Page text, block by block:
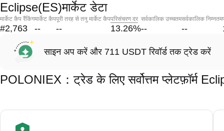
Eclipse(ES)मार्केट डेटा
मार्केट कैप रैंकिंग
#2,763
मार्केट कैप
--
पूरी तरह से तनु मार्केट कैप
--
परिसंचरण दर
13.26%
सर्वकालिक उच्चतम
--
सर्वकालिक निम्नतम
--
साइन अप करें और 711 USDT रिवॉर्ड तक ट्रेड करें
POLONIEX：ट्रेड के लिए सर्वोत्तम प्लेटफ़ॉर्म